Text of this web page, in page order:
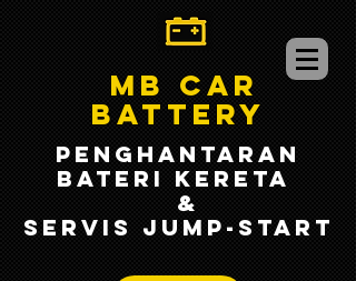
MB CAR
BATTERY
PENGHANTARAN
BATERI KERETA
&
SERVIS jump-START